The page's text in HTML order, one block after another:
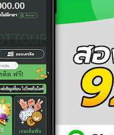
งการเพิ่มโอกาสใน
อกแบบจัดเต็ม เช่น